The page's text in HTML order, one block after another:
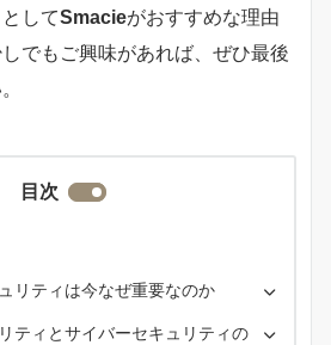
してSmacieがおすすめな理由
でもご興味があれば、ぜひ最後
目次
リティは今なぜ重要なのか
ティとサイバーセキュリティの